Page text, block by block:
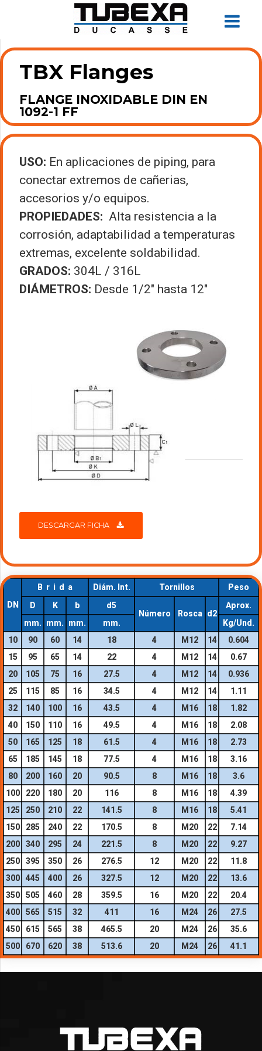
TBX Flanges
FLANGE INOXIDABLE DIN EN
1092-1 FF
USO: En aplicaciones de piping, para
conectar extremos de cañerias,
accesorios y/o equipos.
PROPIEDADES: Alta resistencia a la
corrosión, adaptabilidad a temperaturas
extremas, excelente soldabilidad.
GRADOS: 304L / 316L
DIÁMETROS: Desde 1/2″ hasta 12″
DESCARGAR FICHA
DN
B r i d a Diám. Int. Tornillos
Peso
D
K b
d5
Número
Rosca d2
Aprox.
mm.
mm. mm. mm.
Kg/Und.
10
90 60 14 18 4 M12 14
0.604
15
95 65 14 22 4 M12 14
0.67
20
105 75 16 27.5 4 M12 14
0.936
25
115 85 16 34.5 4 M12 14
1.11
32
140 100 16 43.5 4 M16 18
1.82
40
150 110 16 49.5 4 M16 18
2.08
50
165 125 18 61.5 4 M16 18
2.73
65
185 145 18 77.5 4 M16 18
3.16
80
200 160 20 90.5 8 M16 18
3.6
100
220 180 20 116 8 M16 18
4.39
125
250 210 22 141.5 8 M16 18
5.41
150
285 240 22 170.5 8 M20 22
7.14
200
340 295 24 221.5 8 M20 22
9.27
250
395 350 26 276.5 12 M20 22
11.8
300
445 400 26 327.5 12 M20 22
13.6
350
505 460 28 359.5 16 M20 22
20.4
400
565 515 32 411 16 M24 26
27.5
450
615 565 38 465.5 20 M24 26
35.6
500
670 620 38 513.6 20 M24 26 41.1